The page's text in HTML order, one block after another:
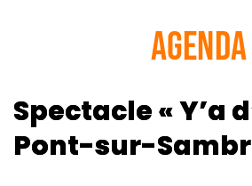
AGENDA
Spectacle « Y’a
Pont-sur-